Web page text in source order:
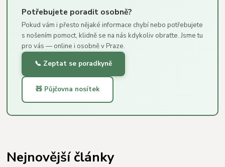
Potřebujete poradit osobně?
Pokud vám i přesto nějaké informace chybí nebo potřebujete
s nošením pomoct, klidně se na nás kdykoliv obraťte. Jsme tu
pro vás — online i osobně v Praze.
📞 Zeptat se poradkyně
🧸 Půjčovna nosítek
Nejnovější články